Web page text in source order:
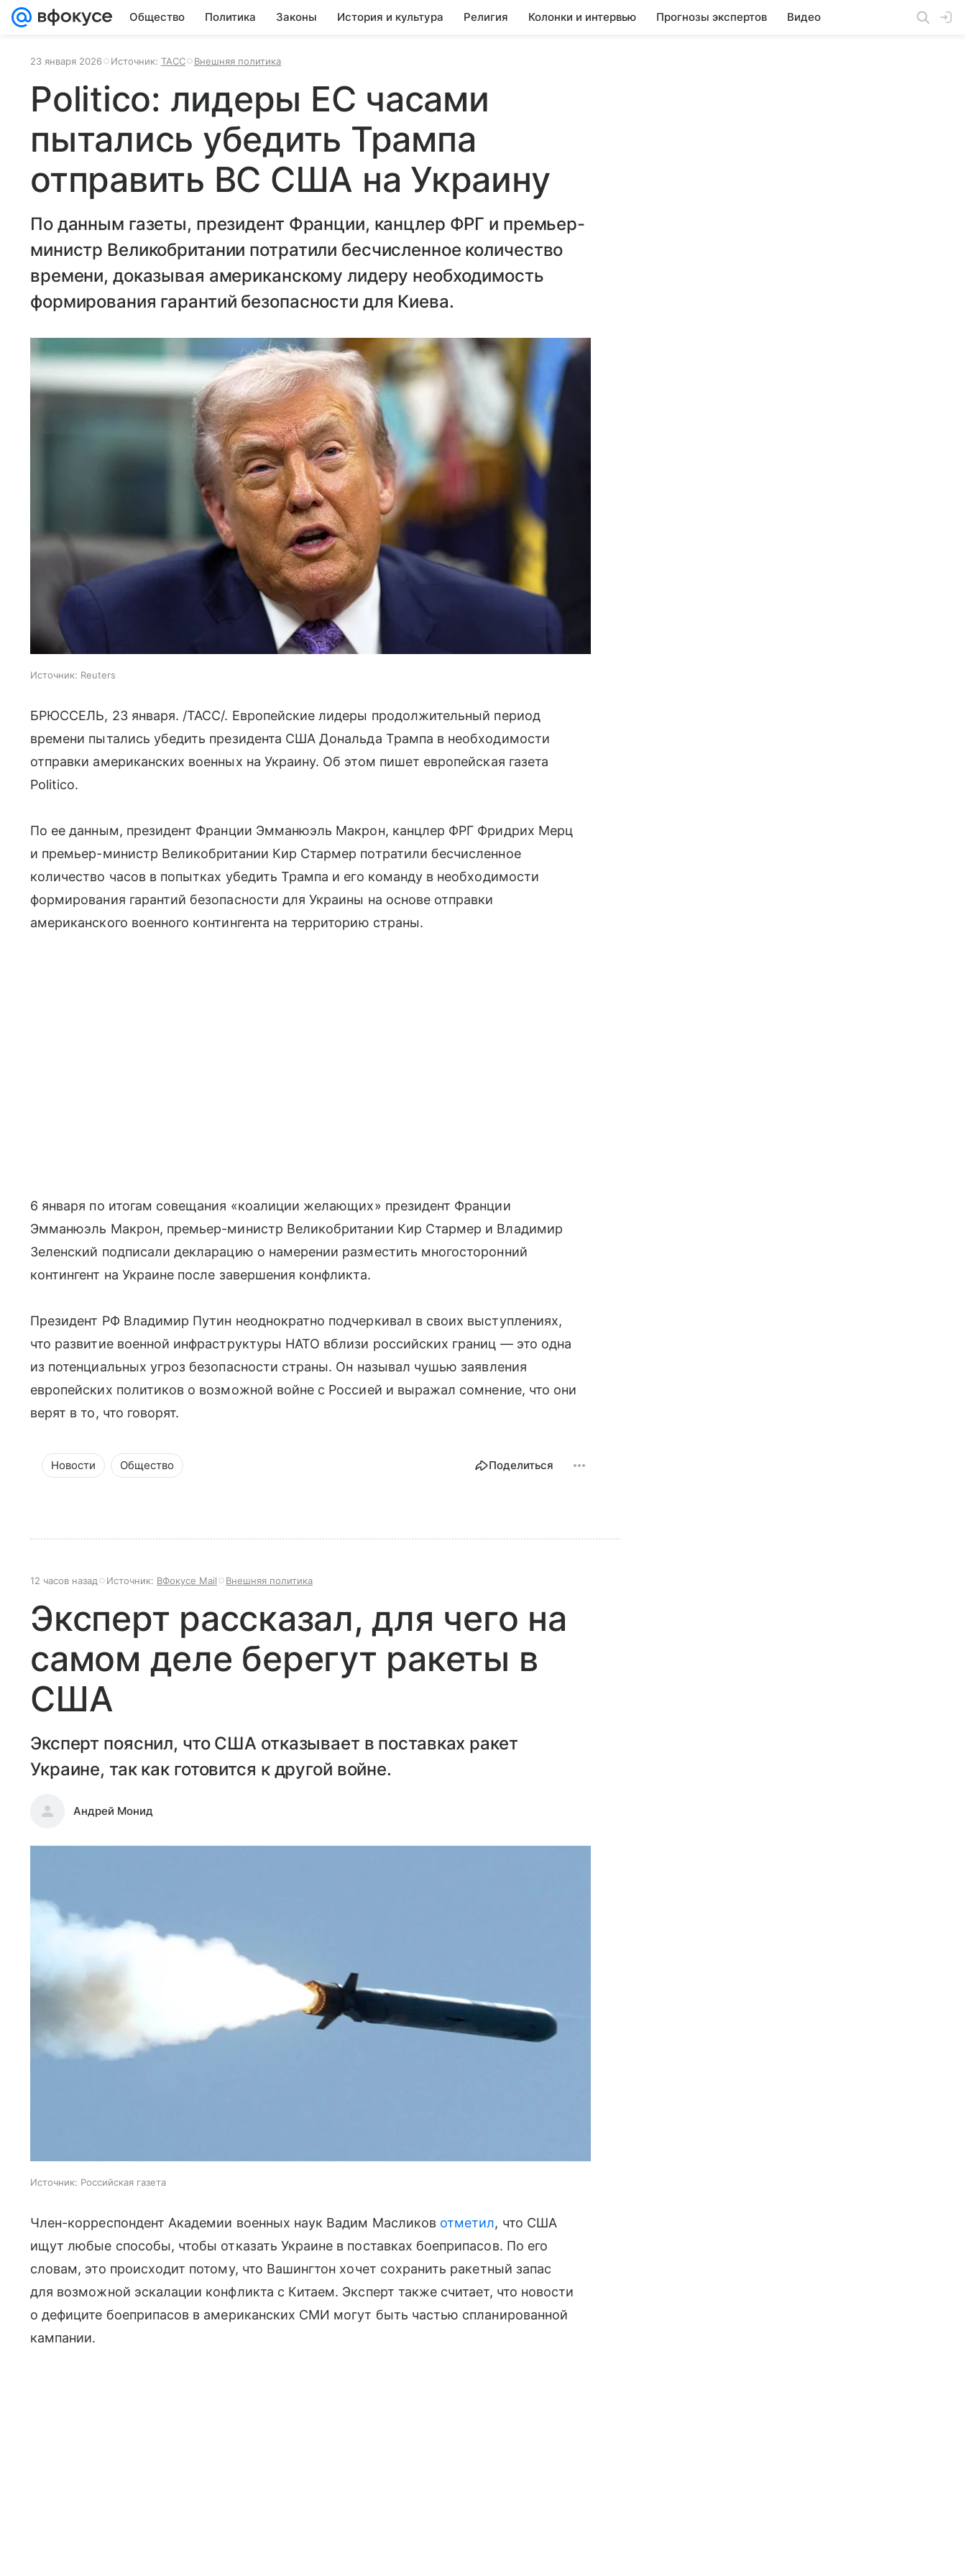
Общество Политика Законы История и культура Религия Колонки и интервью Прогнозы экспертов Видео
23 января 2026 Источник: ТАСС Внешняя политика
Politico: лидеры ЕС часами
пытались убедить Трампа
отправить ВС США на Украину
По данным газеты, президент Франции, канцлер ФРГ и премьер-
министр Великобритании потратили бесчисленное количество
времени, доказывая американскому лидеру необходимость
формирования гарантий безопасности для Киева.
Источник: Reuters
БРЮССЕЛЬ, 23 января. /ТАСС/. Европейские лидеры продолжительный период
времени пытались убедить президента США Дональда Трампа в необходимости
отправки американских военных на Украину. Об этом пишет европейская газета
Politico.
По ее данным, президент Франции Эмманюэль Макрон, канцлер ФРГ Фридрих Мерц
и премьер-министр Великобритании Кир Стармер потратили бесчисленное
количество часов в попытках убедить Трампа и его команду в необходимости
формирования гарантий безопасности для Украины на основе отправки
американского военного контингента на территорию страны.
6 января по итогам совещания «коалиции желающих» президент Франции
Эмманюэль Макрон, премьер-министр Великобритании Кир Стармер и Владимир
Зеленский подписали декларацию о намерении разместить многосторонний
контингент на Украине после завершения конфликта.
Президент РФ Владимир Путин неоднократно подчеркивал в своих выступлениях,
что развитие военной инфраструктуры НАТО вблизи российских границ — это одна
из потенциальных угроз безопасности страны. Он называл чушью заявления
европейских политиков о возможной войне с Россией и выражал сомнение, что они
верят в то, что говорят.
Новости Общество Поделиться
12 часов назад Источник: ВФокусе Mail Внешняя политика
Эксперт рассказал, для чего на
самом деле берегут ракеты в
США
Эксперт пояснил, что США отказывает в поставках ракет
Украине, так как готовится к другой войне.
Андрей Монид
Источник: Российская газета
Член-корреспондент Академии военных наук Вадим Масликов отметил, что США
ищут любые способы, чтобы отказать Украине в поставках боеприпасов. По его
словам, это происходит потому, что Вашингтон хочет сохранить ракетный запас
для возможной эскалации конфликта с Китаем. Эксперт также считает, что новости
о дефиците боеприпасов в американских СМИ могут быть частью спланированной
кампании.